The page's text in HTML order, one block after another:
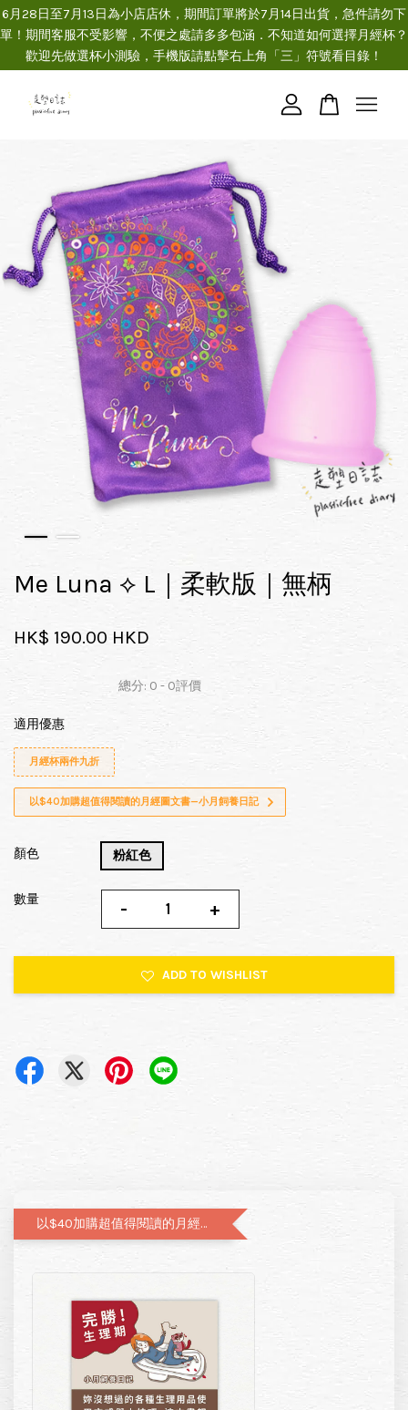
6月28日至7月13日為小店店休，期間訂單將於7月14日出貨，急件請勿下
單！期間客服不受影響，不便之處請多多包涵．不知道如何選擇月經杯？
歡迎先做選杯小測驗，手機版請點擊右上角「三」符號看目錄！
Me Luna ⟡ L｜柔軟版｜無柄
HK$ 190.00 HKD
總分: 0 - 0評價
適用優惠
月經杯兩件九折
以$40加購超值得閱讀的月經圖文書—小月飼養日記
顏色 粉紅色
數量 - +
ADD TO WISHLIST
以$40加購超值得閱讀的月經圖文書—小月飼養日記
您的購物車目前還是空的。